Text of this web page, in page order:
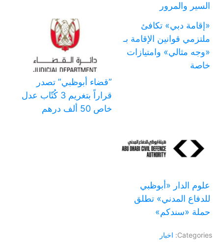
السير والمرور
«إقامة دبي» تكافئ
ملتزمي قوانين الإقامة بـ
«وجه مثالي» وامتيازات
خاصة
‏”قضاء أبوظبي” تصدر
قراراً بتغريم 3 كُتّاب عدل
خاص 50 ألف درهم
علوم الدار «أبوظبي
للدفاع المدني» تطلق
حملة «سندكم»
Categories: اخبار